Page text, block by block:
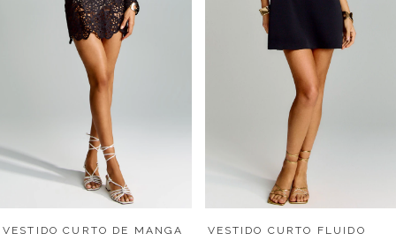
VESTIDO CURTO DE MANGA
VESTIDO CURTO FLUIDO